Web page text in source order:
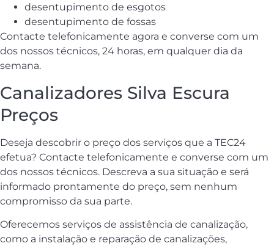
desentupimento de esgotos
desentupimento de fossas
Contacte telefonicamente agora e converse com um
dos nossos técnicos, 24 horas, em qualquer dia da
semana.
Canalizadores Silva Escura
Preços
Deseja descobrir o preço dos serviços que a TEC24
efetua? Contacte telefonicamente e converse com um
dos nossos técnicos. Descreva a sua situação e será
informado prontamente do preço, sem nenhum
compromisso da sua parte.
Oferecemos serviços de assistência de canalização,
como a instalação e reparação de canalizações,